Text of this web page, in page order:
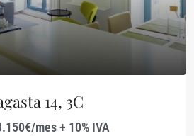
14, 3C
mes + 10% IVA